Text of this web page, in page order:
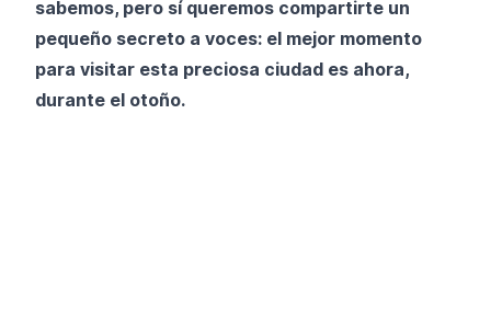
sabemos, pero sí queremos compartirte un
pequeño secreto a voces: el mejor momento
para visitar esta preciosa ciudad es ahora,
durante el otoño.